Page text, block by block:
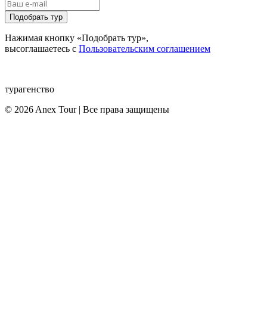
Подобрать тур
Нажимая кнопку «Подобрать тур»,
высоглашаетесь с Пользовательским соглашением
турагенство
© 2026 Anex Tour | Все права защищены